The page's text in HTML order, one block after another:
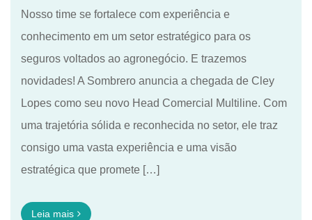
Nosso time se fortalece com experiência e
conhecimento em um setor estratégico para os
seguros voltados ao agronegócio. E trazemos
novidades! A Sombrero anuncia a chegada de Cley
Lopes como seu novo Head Comercial Multiline. Com
uma trajetória sólida e reconhecida no setor, ele traz
consigo uma vasta experiência e uma visão
estratégica que promete […]
Leia mais